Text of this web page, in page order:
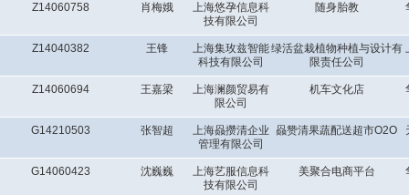
Z14060758 肖梅娥
上海悠孕信息科
技有限公司
随身胎教
Z14040382 王锋
上海集玫兹智能
科技有限公司
绿活盆栽植物种植与设计有
限责任公司
Z14060694 王嘉梁
上海澜颜贸易有
限公司
机车文化店
G14210503 张智超
上海赑攒清企业
管理有限公司
赑赞清果蔬配送超市O2O
G14060423 沈巍巍
上海艺服信息科
技有限公司
美聚合电商平台